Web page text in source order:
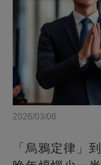
2026/03/06
「烏鴉定律」